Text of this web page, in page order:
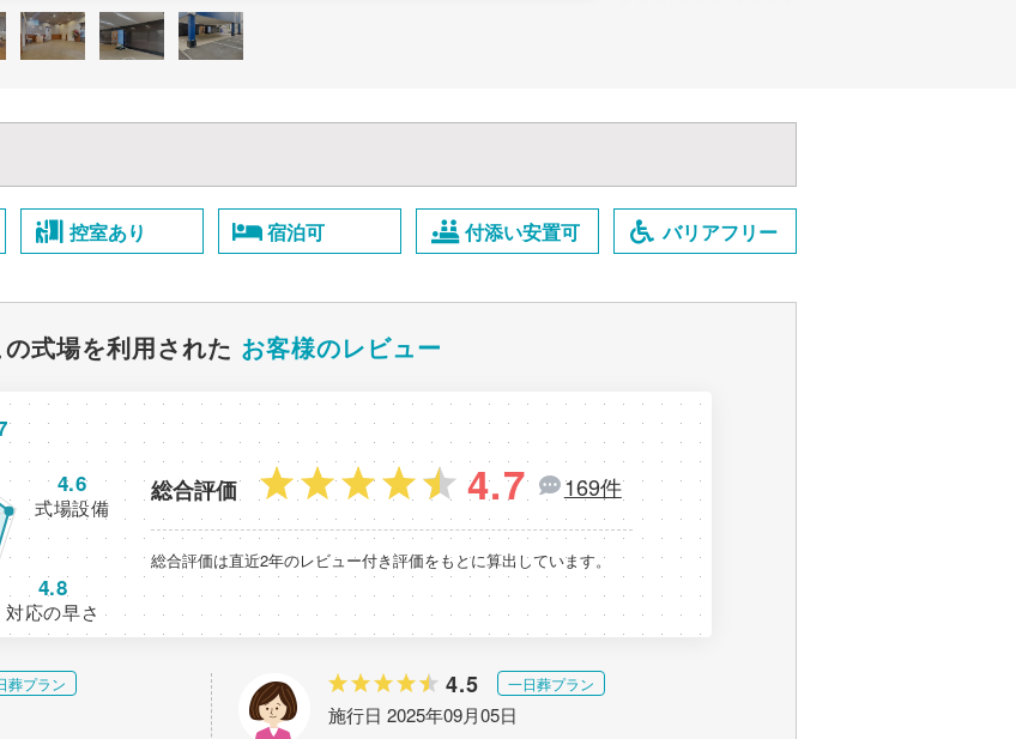
控室あり 宿泊可 付添い安置可 バリアフリー
の式場を利用された お客様のレビュー
式場設備
4.6
対応の早さ
4.8
総合評価 4.7 169件
総合評価は直近2年のレビュー付き評価をもとに算出しています。
葬プラン 4.5 一日葬プラン
施行日 2025年09月05日